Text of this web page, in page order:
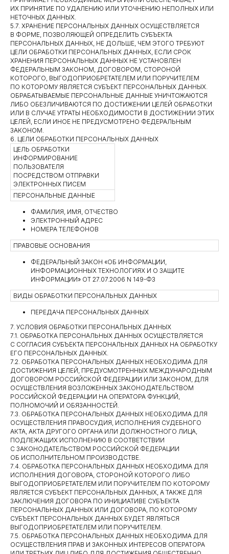
ИХ ПРИНЯТИЕ ПО УДАЛЕНИЮ ИЛИ УТОЧНЕНИЮ НЕПОЛНЫХ ИЛИ
НЕТОЧНЫХ ДАННЫХ.
5.7. ХРАНЕНИЕ ПЕРСОНАЛЬНЫХ ДАННЫХ ОСУЩЕСТВЛЯЕТСЯ
В ФОРМЕ, ПОЗВОЛЯЮЩЕЙ ОПРЕДЕЛИТЬ СУБЪЕКТА
ПЕРСОНАЛЬНЫХ ДАННЫХ, НЕ ДОЛЬШЕ, ЧЕМ ЭТОГО ТРЕБУЮТ
ЦЕЛИ ОБРАБОТКИ ПЕРСОНАЛЬНЫХ ДАННЫХ, ЕСЛИ СРОК
ХРАНЕНИЯ ПЕРСОНАЛЬНЫХ ДАННЫХ НЕ УСТАНОВЛЕН
ФЕДЕРАЛЬНЫМ ЗАКОНОМ, ДОГОВОРОМ, СТОРОНОЙ
КОТОРОГО, ВЫГОДОПРИОБРЕТАТЕЛЕМ ИЛИ ПОРУЧИТЕЛЕМ
ПО КОТОРОМУ ЯВЛЯЕТСЯ СУБЪЕКТ ПЕРСОНАЛЬНЫХ ДАННЫХ.
ОБРАБАТЫВАЕМЫЕ ПЕРСОНАЛЬНЫЕ ДАННЫЕ УНИЧТОЖАЮТСЯ
ЛИБО ОБЕЗЛИЧИВАЮТСЯ ПО ДОСТИЖЕНИИ ЦЕЛЕЙ ОБРАБОТКИ
ИЛИ В СЛУЧАЕ УТРАТЫ НЕОБХОДИМОСТИ В ДОСТИЖЕНИИ ЭТИХ
ЦЕЛЕЙ, ЕСЛИ ИНОЕ НЕ ПРЕДУСМОТРЕНО ФЕДЕРАЛЬНЫМ
ЗАКОНОМ.
6. ЦЕЛИ ОБРАБОТКИ ПЕРСОНАЛЬНЫХ ДАННЫХ
ЦЕЛЬ ОБРАБОТКИ
ИНФОРМИРОВАНИЕ
ПОЛЬЗОВАТЕЛЯ
ПОСРЕДСТВОМ ОТПРАВКИ
ЭЛЕКТРОННЫХ ПИСЕМ
ПЕРСОНАЛЬНЫЕ ДАННЫЕ
ФАМИЛИЯ, ИМЯ, ОТЧЕСТВО
ЭЛЕКТРОННЫЙ АДРЕС
НОМЕРА ТЕЛЕФОНОВ
ПРАВОВЫЕ ОСНОВАНИЯ
ФЕДЕРАЛЬНЫЙ ЗАКОН «ОБ ИНФОРМАЦИИ,
ИНФОРМАЦИОННЫХ ТЕХНОЛОГИЯХ И О ЗАЩИТЕ
ИНФОРМАЦИИ» ОТ 27.07.2006 N 149-ФЗ
ВИДЫ ОБРАБОТКИ ПЕРСОНАЛЬНЫХ ДАННЫХ
ПЕРЕДАЧА ПЕРСОНАЛЬНЫХ ДАННЫХ
7. УСЛОВИЯ ОБРАБОТКИ ПЕРСОНАЛЬНЫХ ДАННЫХ
7.1. ОБРАБОТКА ПЕРСОНАЛЬНЫХ ДАННЫХ ОСУЩЕСТВЛЯЕТСЯ
С СОГЛАСИЯ СУБЪЕКТА ПЕРСОНАЛЬНЫХ ДАННЫХ НА ОБРАБОТКУ
ЕГО ПЕРСОНАЛЬНЫХ ДАННЫХ.
7.2. ОБРАБОТКА ПЕРСОНАЛЬНЫХ ДАННЫХ НЕОБХОДИМА ДЛЯ
ДОСТИЖЕНИЯ ЦЕЛЕЙ, ПРЕДУСМОТРЕННЫХ МЕЖДУНАРОДНЫМ
ДОГОВОРОМ РОССИЙСКОЙ ФЕДЕРАЦИИ ИЛИ ЗАКОНОМ, ДЛЯ
ОСУЩЕСТВЛЕНИЯ ВОЗЛОЖЕННЫХ ЗАКОНОДАТЕЛЬСТВОМ
РОССИЙСКОЙ ФЕДЕРАЦИИ НА ОПЕРАТОРА ФУНКЦИЙ,
ПОЛНОМОЧИЙ И ОБЯЗАННОСТЕЙ.
7.3. ОБРАБОТКА ПЕРСОНАЛЬНЫХ ДАННЫХ НЕОБХОДИМА ДЛЯ
ОСУЩЕСТВЛЕНИЯ ПРАВОСУДИЯ, ИСПОЛНЕНИЯ СУДЕБНОГО
АКТА, АКТА ДРУГОГО ОРГАНА ИЛИ ДОЛЖНОСТНОГО ЛИЦА,
ПОДЛЕЖАЩИХ ИСПОЛНЕНИЮ В СООТВЕТСТВИИ
С ЗАКОНОДАТЕЛЬСТВОМ РОССИЙСКОЙ ФЕДЕРАЦИИ
ОБ ИСПОЛНИТЕЛЬНОМ ПРОИЗВОДСТВЕ.
7.4. ОБРАБОТКА ПЕРСОНАЛЬНЫХ ДАННЫХ НЕОБХОДИМА ДЛЯ
ИСПОЛНЕНИЯ ДОГОВОРА, СТОРОНОЙ КОТОРОГО ЛИБО
ВЫГОДОПРИОБРЕТАТЕЛЕМ ИЛИ ПОРУЧИТЕЛЕМ ПО КОТОРОМУ
ЯВЛЯЕТСЯ СУБЪЕКТ ПЕРСОНАЛЬНЫХ ДАННЫХ, А ТАКЖЕ ДЛЯ
ЗАКЛЮЧЕНИЯ ДОГОВОРА ПО ИНИЦИАТИВЕ СУБЪЕКТА
ПЕРСОНАЛЬНЫХ ДАННЫХ ИЛИ ДОГОВОРА, ПО КОТОРОМУ
СУБЪЕКТ ПЕРСОНАЛЬНЫХ ДАННЫХ БУДЕТ ЯВЛЯТЬСЯ
ВЫГОДОПРИОБРЕТАТЕЛЕМ ИЛИ ПОРУЧИТЕЛЕМ.
7.5. ОБРАБОТКА ПЕРСОНАЛЬНЫХ ДАННЫХ НЕОБХОДИМА ДЛЯ
ОСУЩЕСТВЛЕНИЯ ПРАВ И ЗАКОННЫХ ИНТЕРЕСОВ ОПЕРАТОРА